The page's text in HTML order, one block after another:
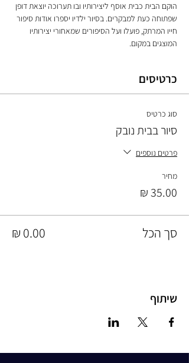
הוקם הבית כבית אוסף ליצירותיו ובו תערוכה יוצאת דופן
שפתוחה כעת למבקרים. בסיור ילדיו יספרו אודות סיפור
חייו המרתק, פועלו ועל הסיפורים שמאחורי יצירותיו
המוצגים במקום.
כרטיסים
סוג כרטיס
סיור בבית נובק
פרטים נוספים
מחיר
סך הכל
שיתוף